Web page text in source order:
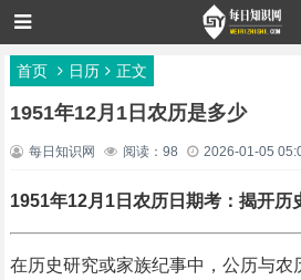
首页 日历 正文
1951年12月1日农历是多少
每日知识网 阅读：98 2026-01-05
1951年12月1日农历日期考：揭开历
在历史研究或家族纪事中，公历与农